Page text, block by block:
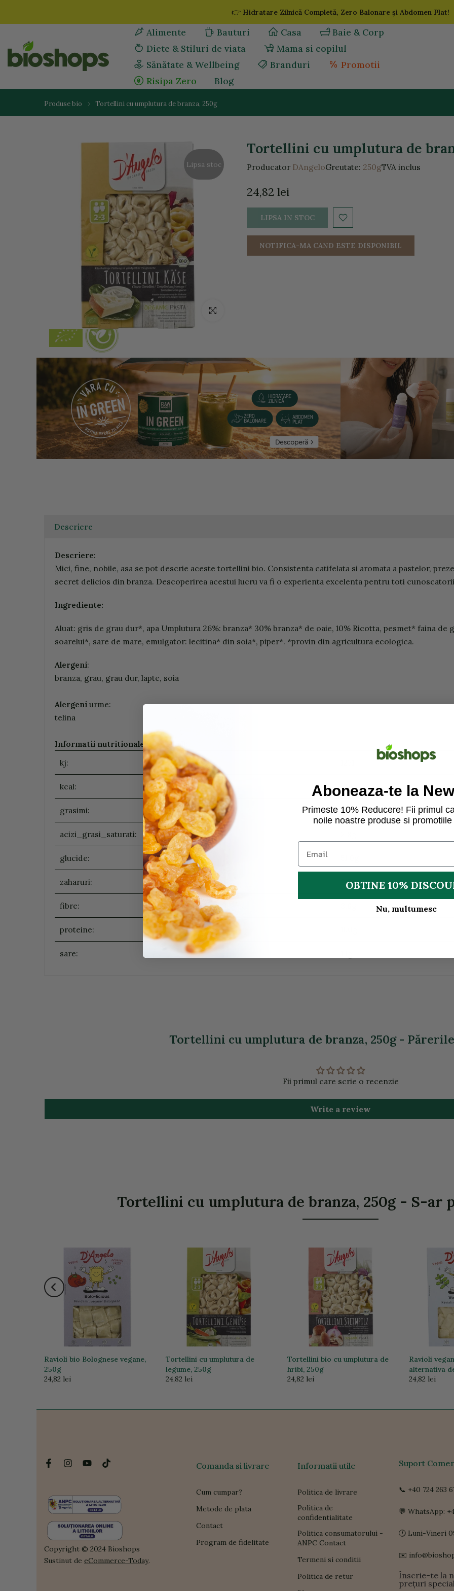
la
👉 Hidratare Zilnică Completă, Zero Balonare și Abdomen Plat!
Alimente Bauturi Casa
Baie & Corp
Diete & Stiluri de viata
Mama si copilul
Sănătate & Wellbeing
Branduri
Promotii
Risipa Zero
Blog
Produse bio Tortellini cu umplutura de branza, 250g
Lipsa stoc
Click pentru a mari
Tortellini cu umplutura de
Producator DAngeloGreutate: 250gTVA inclus
24,82 lei
LIPSA IN STOC
NOTIFICA-MA CAND ESTE DISPONIBIL
Descriere
Descriere:
Mici, fine, nobile, asa se pot descrie aceste tortellini bio. Consistenta catifelata si aromata a pastelor,
secret delicios din branza. Descoperirea acestui lucru va fi o experienta excelenta pentru toti
Ingrediente:
Aluat: gris de grau dur*, apa Umplutura 26%: branza* 30% branza* de oaie, 10% Ricotta, pesmet* faina
soarelui*, sare de mare, emulgator: lecitina* din soia*, piper*. *provin din agricultura ecologica.
Alergeni:
branza, grau, grau dur, lapte, soia
Alergeni urme:
telina
Informatii nutritionale (100g/ ml)
kj:
kcal: 301
grasimi: 5,1g
acizi_grasi_saturati:
glucide:
zaharuri: 2,5g
fibre:
proteine:
sare:
Tortellini cu umplutura de branza, 250g -
Fii primul care scrie o recenzie
Write a review
Tortellini cu umplutura de branza, 250g - S-ar
Ravioli bio Bolognese vegane,
250g
24,82 lei
Tortellini cu umplutura de
legume, 250g
24,82 lei
Tortellini bio cu umplutura de
hribi, 250g
24,82 lei
Ravioli
alternativa
24,82 lei
Copyright © 2024 Bioshops
Sustinut de eCommerce-Today.
Comanda si livrare
Cum cumpar?
Metode de plata
Contact
Program de fidelitate
Informatii utile
Politica de livrare
Politica de
confidentialitate
Politica consumatorului -
ANPC Contact
Termeni si conditii
Politica de retur
Suport
📞 +40 724 263
💬 WhatsApp:
🕐 Luni-Vineri
✉️
Înscrie-te la
prețuri
Aboneaza-te la
Primeste 10% Reducere! Fii primul
noile noastre produse si
OBTINE 10%
Nu, multumesc